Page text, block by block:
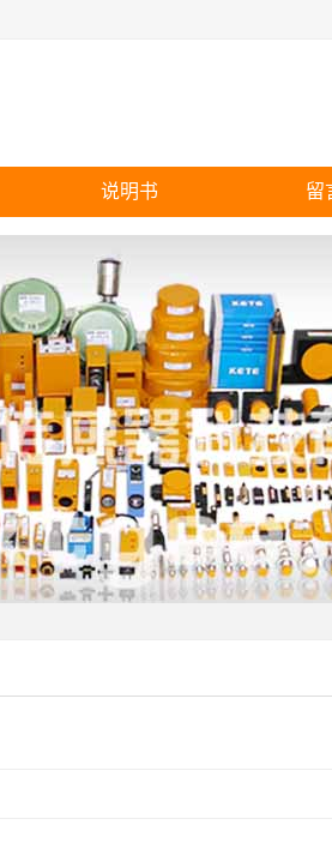
说明书 留